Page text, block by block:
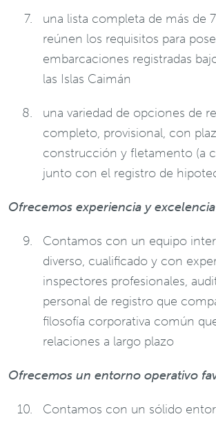
una lista completa de más de
reúnen los requisitos para
embarcaciones registradas
las Islas Caimán
una variedad de opciones de
completo, provisional, con
construcción y fletamento (a
junto con el registro de
Ofrecemos experiencia y
Contamos con un equipo
diverso, cualificado y con
inspectores profesionales,
personal de registro que
filosofía corporativa común
relaciones a largo plazo
Ofrecemos un entorno operativo
Contamos con un sólido